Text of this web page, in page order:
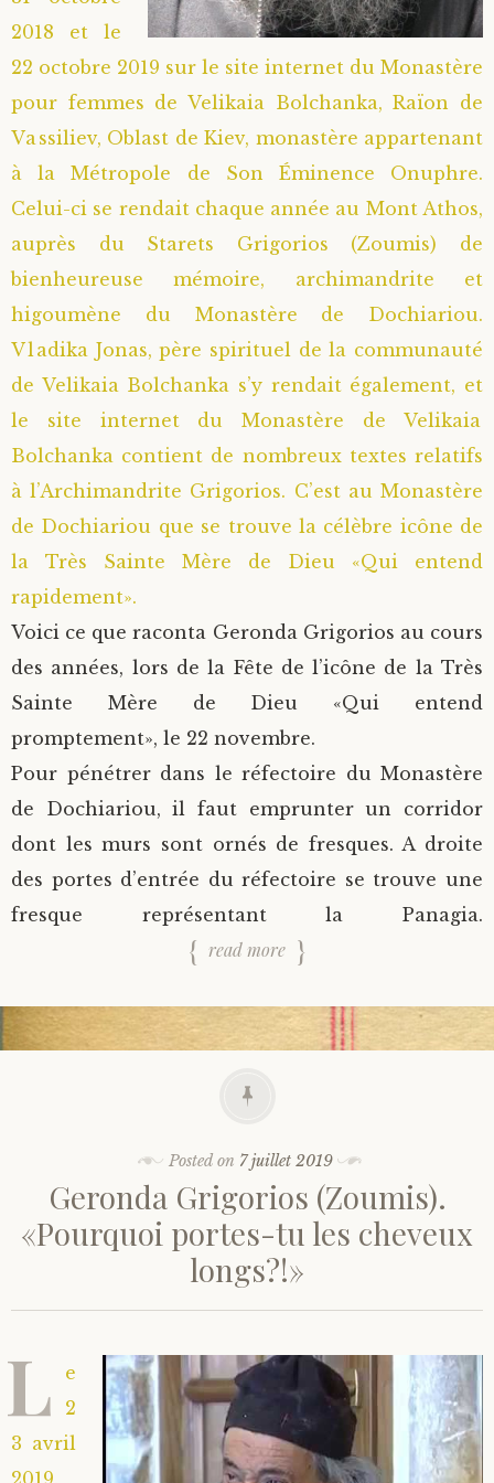
Saint Sophrony l’Athonite
Sainte Xenia
Sainte Matrone de Moscou
Staritsa Marie Makovkine
Natalia de Vyritsa
Staritsa Anastasia
Archimandrite Lazare (Abachidzé)
Geronda Arsenios le Spiléote
Gerondissa Makrina (Vassopoulou)
Archimandrite Nathanaël (Pospelov)
Père Héliodore
2018 et le
22 octobre 2019 sur le site internet du Monastère
pour femmes de Velikaia Bolchanka, Raïon de
Vassiliev, Oblast de Kiev, monastère appartenant
à la Métropole de Son Éminence Onuphre.
Celui-ci se rendait chaque année au Mont Athos,
auprès du Starets Grigorios (Zoumis) de
bienheureuse mémoire, archimandrite et
higoumène du Monastère de Dochiariou.
Vladika Jonas, père spirituel de la communauté
de Velikaia Bolchanka s’y rendait également, et
le site internet du Monastère de Velikaia
Bolchanka contient de nombreux textes relatifs
à l’Archimandrite Grigorios. C’est au Monastère
de Dochiariou que se trouve la célèbre icône de
la Très Sainte Mère de Dieu «Qui entend
rapidement».
Voici ce que raconta Geronda Grigorios au cours
des années, lors de la Fête de l’icône de la Très
Sainte Mère de Dieu «Qui entend
promptement», le 22 novembre.
Pour pénétrer dans le réfectoire du Monastère
de Dochiariou, il faut emprunter un corridor
dont les murs sont ornés de fresques. A droite
des portes d’entrée du réfectoire se trouve une
fresque représentant la Panagia.
read more
Posted on 7 juillet 2019
Geronda Grigorios (Zoumis).
«Pourquoi portes-tu les cheveux
longs?!»
L
e
2
3 avril
2019,